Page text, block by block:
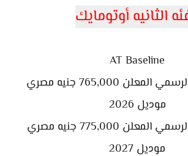
الثانيه أوتومايك
AT Baseline
سعر السياره الرسمي المعلن 765,000 جنيه مصري
موديل 2026
سعر السياره الرسمي المعلن 775,000 جنيه مصري
موديل 2027